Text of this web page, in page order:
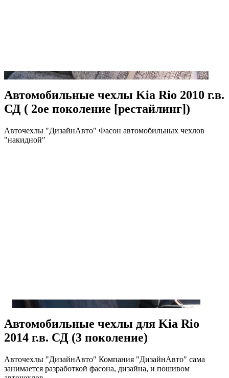
Автомобильные чехлы Kia Rio 2010 г.в.
СД ( 2ое поколение [рестайлинг])
Авточехлы "ДизайнАвто" Фасон автомобильных чехлов
"накидной"
Автомобильные чехлы для Kia Rio
2014 г.в. СД (3 поколение)
Авточехлы "ДизайнАвто" Компания "ДизайнАвто" сама
занимается разработкой фасона, дизайна, и пошивом